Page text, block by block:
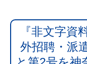
『非文字
外招聘・派